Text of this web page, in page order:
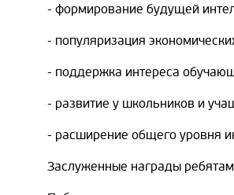
- формирование будущей
- популяризация
- поддержка интереса
- развитие у школьников и
- расширение общего уровня
Заслуженные награды